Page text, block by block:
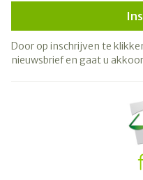
Door op inschrijven te
nieuwsbrief en gaat u